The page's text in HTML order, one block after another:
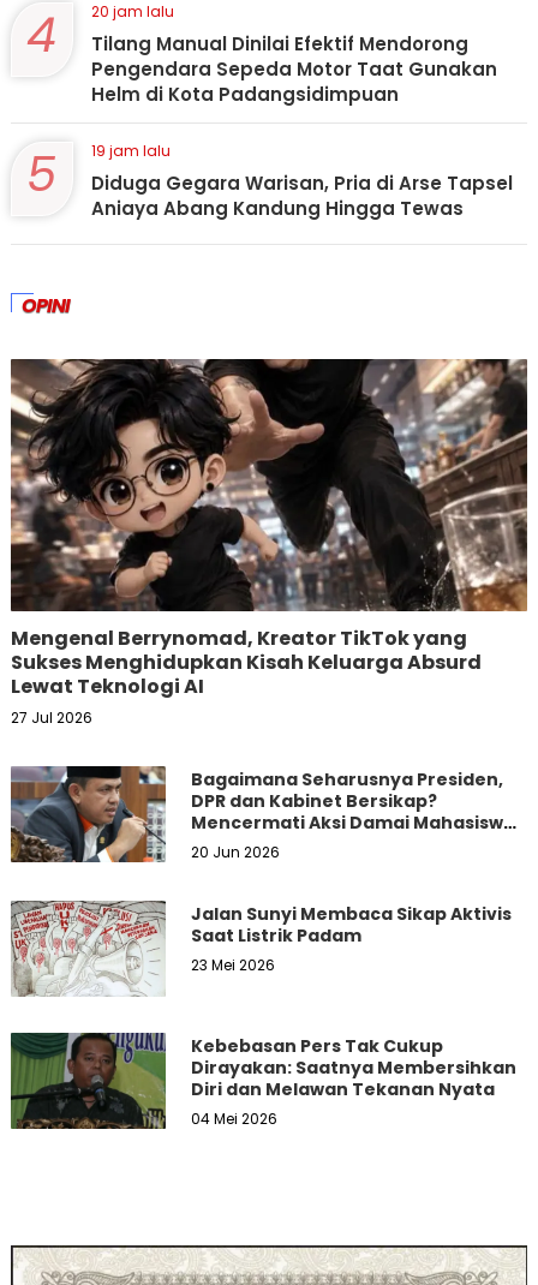
4 20 jam lalu
Tilang Manual Dinilai Efektif Mendorong
Pengendara Sepeda Motor Taat Gunakan
Helm di Kota Padangsidimpuan
5 19 jam lalu
Diduga Gegara Warisan, Pria di Arse Tapsel
Aniaya Abang Kandung Hingga Tewas
OPINI
Mengenal Berrynomad, Kreator TikTok yang
Sukses Menghidupkan Kisah Keluarga Absurd
Lewat Teknologi AI
27 Jul 2026
Bagaimana Seharusnya Presiden,
DPR dan Kabinet Bersikap?
Mencermati Aksi Damai Mahasiswa
dan Masyarakat
20 Jun 2026
Jalan Sunyi Membaca Sikap Aktivis
Saat Listrik Padam
23 Mei 2026
Kebebasan Pers Tak Cukup
Dirayakan: Saatnya Membersihkan
Diri dan Melawan Tekanan Nyata
04 Mei 2026